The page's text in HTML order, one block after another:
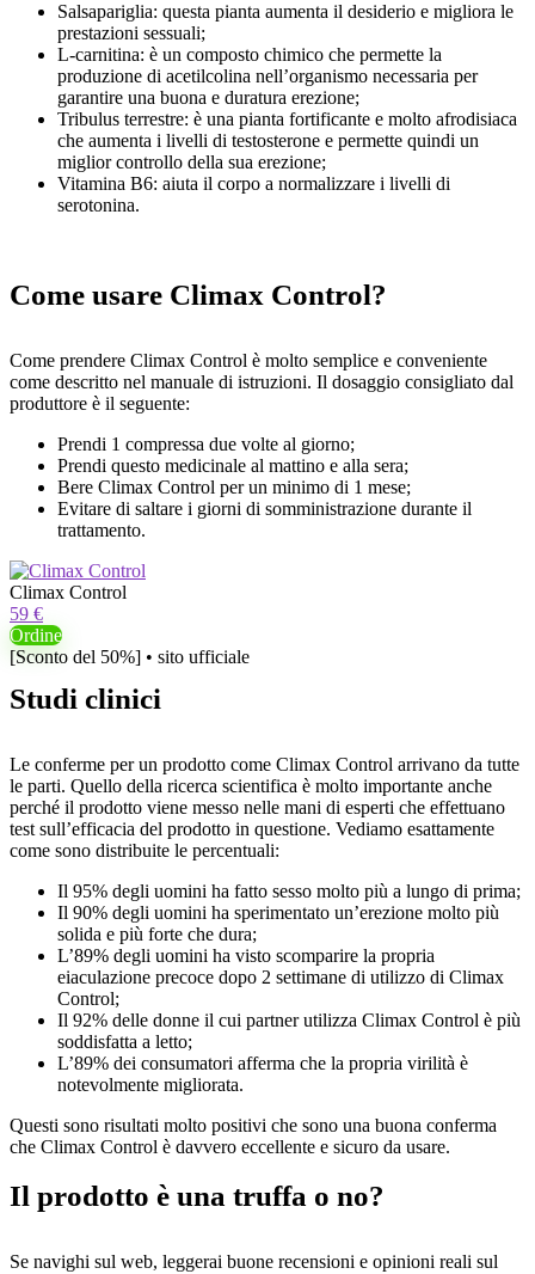
Salsapariglia: questa pianta aumenta il desiderio e migliora le
prestazioni sessuali;
L-carnitina: è un composto chimico che permette la
produzione di acetilcolina nell’organismo necessaria per
garantire una buona e duratura erezione;
Tribulus terrestre: è una pianta fortificante e molto afrodisiaca
che aumenta i livelli di testosterone e permette quindi un
miglior controllo della sua erezione;
Vitamina B6: aiuta il corpo a normalizzare i livelli di
serotonina.
Come usare Climax Control?
Come prendere Climax Control è molto semplice e conveniente
come descritto nel manuale di istruzioni. Il dosaggio consigliato dal
produttore è il seguente:
Prendi 1 compressa due volte al giorno;
Prendi questo medicinale al mattino e alla sera;
Bere Climax Control per un minimo di 1 mese;
Evitare di saltare i giorni di somministrazione durante il
trattamento.
Climax Control
59 €
Ordine
[Sconto del 50%] • sito ufficiale
Studi clinici
Le conferme per un prodotto come Climax Control arrivano da tutte
le parti. Quello della ricerca scientifica è molto importante anche
perché il prodotto viene messo nelle mani di esperti che effettuano
test sull’efficacia del prodotto in questione. Vediamo esattamente
come sono distribuite le percentuali:
Il 95% degli uomini ha fatto sesso molto più a lungo di prima;
Il 90% degli uomini ha sperimentato un’erezione molto più
solida e più forte che dura;
L’89% degli uomini ha visto scomparire la propria
eiaculazione precoce dopo 2 settimane di utilizzo di Climax
Control;
Il 92% delle donne il cui partner utilizza Climax Control è più
soddisfatta a letto;
L’89% dei consumatori afferma che la propria virilità è
notevolmente migliorata.
Questi sono risultati molto positivi che sono una buona conferma
che Climax Control è davvero eccellente e sicuro da usare.
Il prodotto è una truffa o no?
Se navighi sul web, leggerai buone recensioni e opinioni reali sul